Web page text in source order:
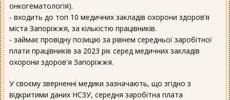
онкогематологія).
- входить до топ 10 медичних закладів охорони здоров’я
міста Запоріжжя, за кількістю працівників.
- займає провідну позицію за рівнем середньої заробітної
плати працівників за 2023 рік серед медичних закладів
охорони здоров'я Запоріжжя.
У своєму зверненні медики зазначають, що згідно з
відкритими даних НСЗУ, середня заробітна плата